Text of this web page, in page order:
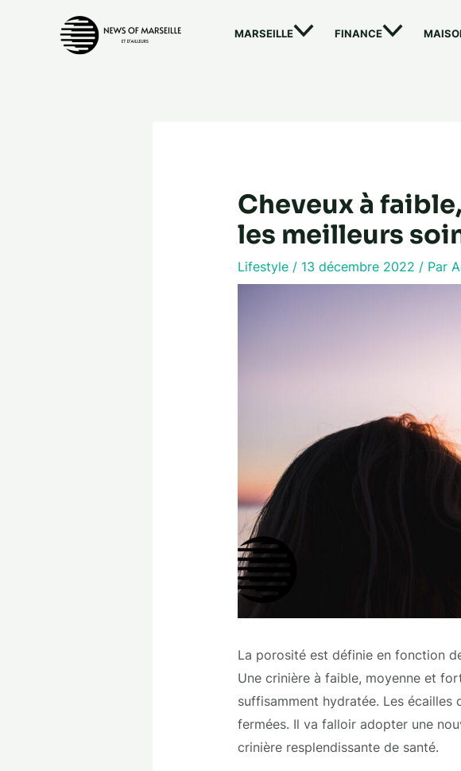
MARSEILLE FINANCE
Cheveux à
les meilleurs
Lifestyle/ 13 décembre 2022 / Par
La porosité est définie en fonction
Une crinière à faible, moyenne et
suffisamment hydratée. Les
fermées. Il va falloir adopter une
crinière resplendissante de santé.